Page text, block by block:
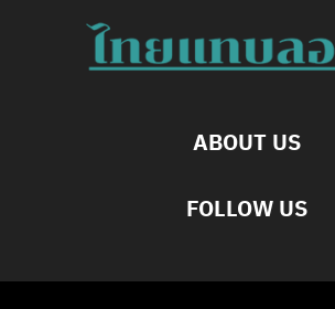
ABOUT US
FOLLOW US